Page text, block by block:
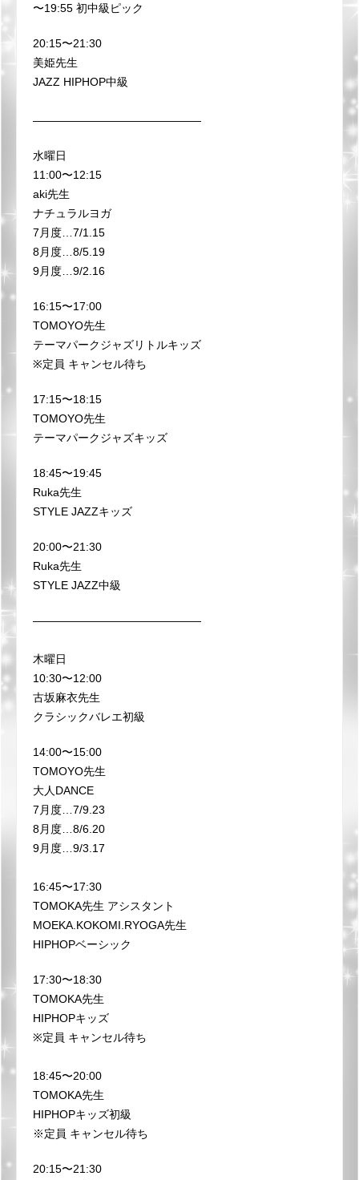
〜19:55 初中級ピック
20:15〜21:30
美姫先生
JAZZ HIPHOP中級
———————————————
水曜日
11:00〜12:15
aki先生
ナチュラルヨガ
7月度…7/1.15
8月度…8/5.19
9月度…9/2.16
16:15〜17:00
TOMOYO先生
テーマパークジャズリトルキッズ
※定員 キャンセル待ち
17:15〜18:15
TOMOYO先生
テーマパークジャズキッズ
18:45〜19:45
Ruka先生
STYLE JAZZキッズ
20:00〜21:30
Ruka先生
STYLE JAZZ中級
———————————————
木曜日
10:30〜12:00
古坂麻衣先生
クラシックバレエ初級
14:00〜15:00
TOMOYO先生
大人DANCE
7月度…7/9.23
8月度…8/6.20
9月度…9/3.17
16:45〜17:30
TOMOKA先生 アシスタント
MOEKA.KOKOMI.RYOGA先生
HIPHOPベーシック
17:30〜18:30
TOMOKA先生
HIPHOPキッズ
※定員 キャンセル待ち
18:45〜20:00
TOMOKA先生
HIPHOPキッズ初級
※定員 キャンセル待ち
20:15〜21:30